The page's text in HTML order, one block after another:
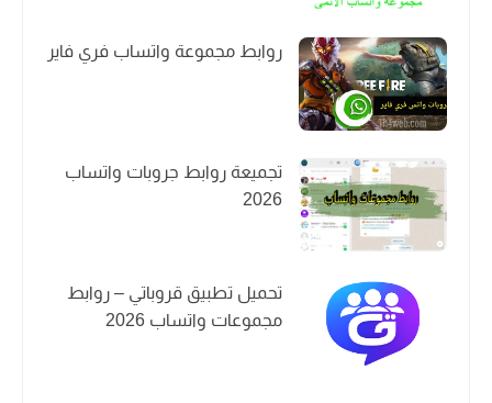
روابط مجموعة واتساب فري فاير
تجميعة روابط جروبات واتساب
2026
تحميل تطبيق قروباتي – روابط
مجموعات واتساب 2026